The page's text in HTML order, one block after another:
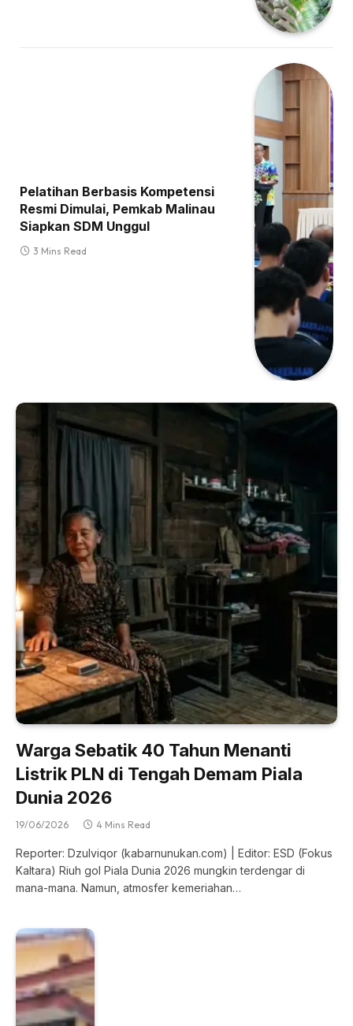
Pelatihan Berbasis Kompetensi
Resmi Dimulai, Pemkab Malinau
Siapkan SDM Unggul
3 Mins Read
Warga Sebatik 40 Tahun Menanti
Listrik PLN di Tengah Demam Piala
Dunia 2026
19/06/2026 4 Mins Read
Reporter: Dzulviqor (kabarnunukan.com) | Editor: ESD (Fokus
Kaltara) Riuh gol Piala Dunia 2026 mungkin terdengar di
mana-mana. Namun, atmosfer kemeriahan…